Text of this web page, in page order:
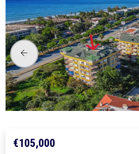
€105,000